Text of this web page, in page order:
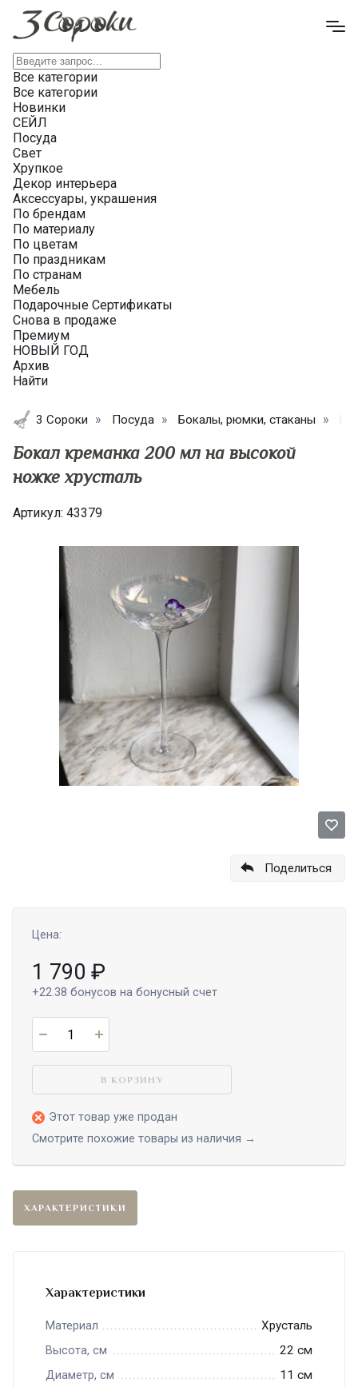
Все категории
Все категории
Новинки
СЕЙЛ
Посуда
Свет
Хрупкое
Декор интерьера
Аксессуары, украшения
По брендам
По материалу
По цветам
По праздникам
По странам
Мебель
Подарочные Сертификаты
Снова в продаже
Премиум
НОВЫЙ ГОД
Архив
Найти
3 Сороки Посуда Бокалы, рюмки, стаканы
Бокал креманка 200 мл на высокой
ножке хрусталь
Артикул: 43379
Поделиться
Цена:
1 790 ₽
+22.38 бонусов на бонусный счет
В КОРЗИНУ
Этот товар уже продан
Смотрите похожие товары из наличия →
ХАРАКТЕРИСТИКИ
Характеристики
Материал Хрусталь
Высота, см 22 см
Диаметр, см 11 см